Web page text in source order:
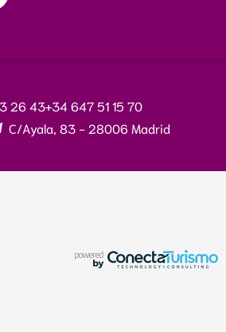
26 43+34 647 51 15 70
C/Ayala, 83 - 28006 Madrid